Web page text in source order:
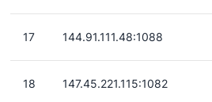
17 144.91.111.48:1088
18 147.45.221.115:1082